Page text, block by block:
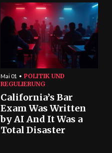
Mai 01
POLITIK UND
REGULIERUNG
California’s Bar
Exam Was Written
by AI And It Was a
Total Disaster